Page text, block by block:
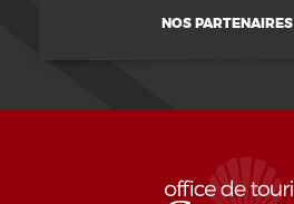
NOS PARTENAIRES